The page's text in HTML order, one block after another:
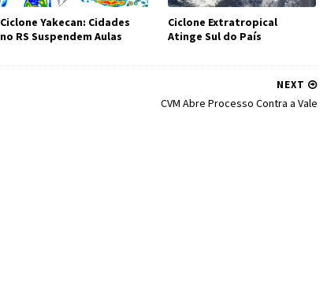
Ciclone Yakecan: Cidades
no RS Suspendem Aulas
Ciclone Extratropical
Atinge Sul do País
NEXT
CVM Abre Processo Contra a Vale